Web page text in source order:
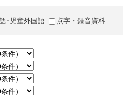
･児童外国語 点字・録音資料